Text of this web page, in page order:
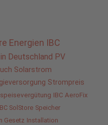
Energien IBC
Deutschland PV
Solarstrom
Strompreis
IBC AeroFix
SolStore Speicher
Gesetz Installation